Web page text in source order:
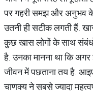
पर गहरी समझ और अनुभव
उतनी ही सटीक लगती हैं.
कुछ खास लोगों के साथ
है. उनका मानना था कि अगर
जीवन में पछताना तय है.
चाणक्य ने सबसे ज्यादा